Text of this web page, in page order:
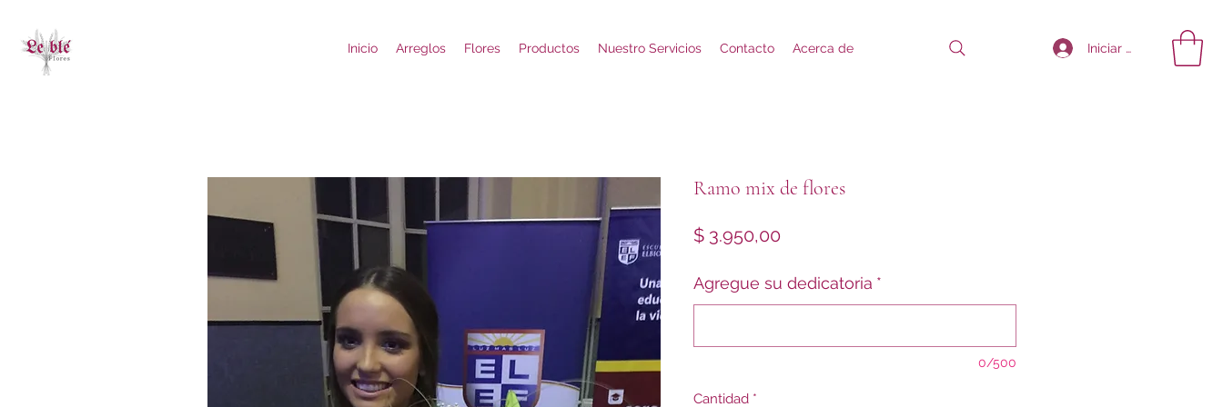
Inicio Arreglos Flores Productos Nuestro Servicios Contacto Acerca de Iniciar sesión
Ramo mix de flores
$ 3.950,00Precio
Agregue su dedicatoria *
0/500
Cantidad *